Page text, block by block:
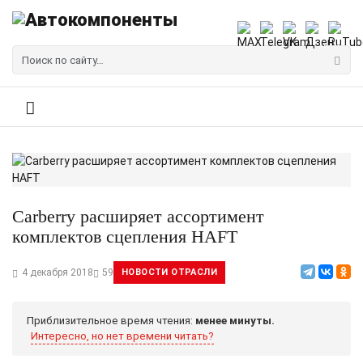
Carberry расширяет ассортимент
комплектов сцепления HAFT
4 декабря 2018 59 НОВОСТИ ОТРАСЛИ
Приблизительное время чтения: менее минуты.
Интересно, но нет времени читать?